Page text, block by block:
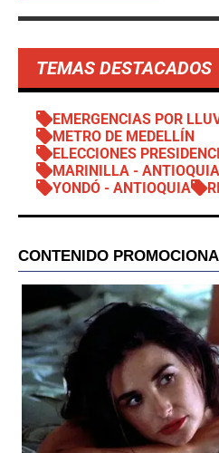
TEMAS DESTACADOS
EMERGENCIAS POR
METRO DE MEDELLÍN
ELECCIONES
MARINILLA - ANTIOQUIA
YONDÓ - ANTIOQUIA